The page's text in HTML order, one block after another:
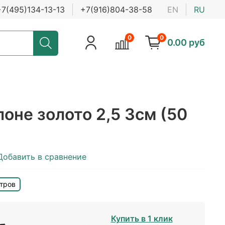
13-13 +7(916)804-38-58 EN RU
0 0 0.00 руб
золото 2,5 3см (50
в сравнение
Купить в 1 клик